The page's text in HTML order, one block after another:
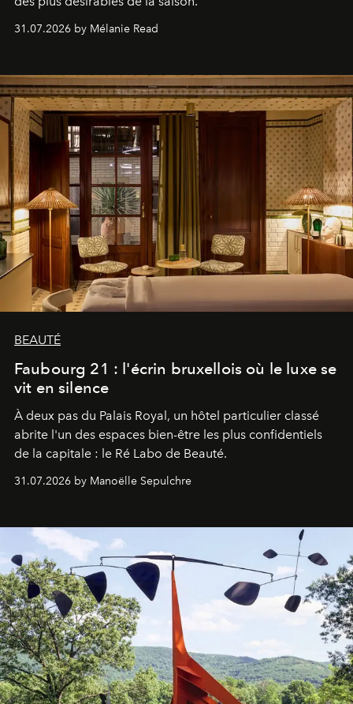
31.07.2026 by Mélanie Read
BEAUTÉ
Faubourg 21 : l'écrin bruxellois où le luxe se
vit en silence
À deux pas du Palais Royal, un hôtel particulier classé
abrite l'un des espaces bien-être les plus confidentiels
de la capitale : le Ré Labo de Beauté.
31.07.2026 by Manoëlle Sepulchre